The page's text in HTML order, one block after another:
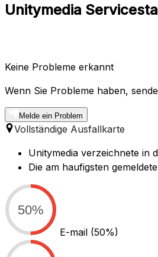
Unitymedia
Keine Probleme erkannt
Wenn Sie Probleme haben,
Melde ein Problem
Vollständige Ausfallkarte
Unitymedia verzeichnete in
Die am haufigsten
50%
E-mail (50%)